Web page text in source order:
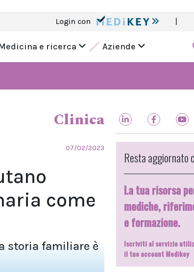
Login con |
e ricerca Aziende
Clinica
07/02/2023
come
storia familiare è
Resta aggiornato
La tua risorsa
mediche,
e formazione.
Iscriviti al servizio
il tuo account Medikey